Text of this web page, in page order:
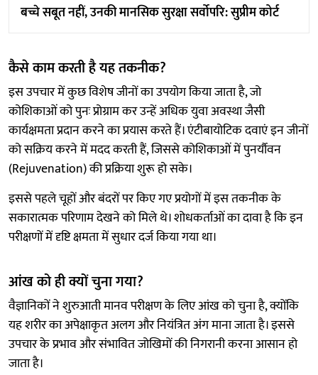
बच्चे सबूत नहीं, उनकी मानसिक सुरक्षा सर्वोपरि: सुप्रीम कोर्ट
कैसे काम करती है यह तकनीक?
इस उपचार में कुछ विशेष जीनों का उपयोग किया जाता है, जो
कोशिकाओं को पुनः प्रोग्राम कर उन्हें अधिक युवा अवस्था जैसी
कार्यक्षमता प्रदान करने का प्रयास करते हैं। एंटीबायोटिक दवाएं इन जीनों
को सक्रिय करने में मदद करती हैं, जिससे कोशिकाओं में पुनर्यौवन
(Rejuvenation) की प्रक्रिया शुरू हो सके।
इससे पहले चूहों और बंदरों पर किए गए प्रयोगों में इस तकनीक के
सकारात्मक परिणाम देखने को मिले थे। शोधकर्ताओं का दावा है कि इन
परीक्षणों में दृष्टि क्षमता में सुधार दर्ज किया गया था।
आंख को ही क्यों चुना गया?
वैज्ञानिकों ने शुरुआती मानव परीक्षण के लिए आंख को चुना है, क्योंकि
यह शरीर का अपेक्षाकृत अलग और नियंत्रित अंग माना जाता है। इससे
उपचार के प्रभाव और संभावित जोखिमों की निगरानी करना आसान हो
जाता है।